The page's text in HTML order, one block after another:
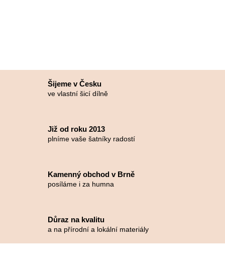
Šijeme v Česku
ve vlastní šicí dílně
Již od roku 2013
plníme vaše šatníky radostí
Kamenný obchod v Brně
posíláme i za humna
Důraz na kvalitu
a na přírodní a lokální materiály